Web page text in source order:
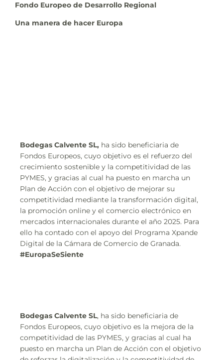
Fondo Europeo de Desarrollo Regional
Una manera de hacer Europa
Bodegas Calvente SL,ha sido beneficiaria de
Fondos Europeos, cuyo objetivo es el refuerzo del
crecimiento sostenible y la competitividad de las
PYMES, y gracias al cual ha puesto en marcha un
Plan de Acción con el objetivo de mejorar su
competitividad mediante la transformación digital,
la promoción online y el comercio electrónico en
mercados internacionales durante el año 2025. Para
ello ha contado con el apoyo del Programa Xpande
Digital de la Cámara de Comercio de Granada.
#EuropaSeSiente
Bodegas Calvente SL, ha sido beneficiaria de
Fondos Europeos, cuyo objetivo es la mejora de la
competitividad de las PYMES, y gracias al cual ha
puesto en marcha un Plan de Acción con el objetivo